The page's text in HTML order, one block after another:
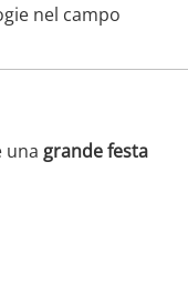
nel campo
una grande festa